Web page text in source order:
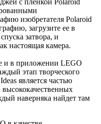
изобретателя Polaroid
загрузите ее в
затвора, и
настоящая камера.
и в приложении LEGO
этап творческого
является частью
наверняка найдет там